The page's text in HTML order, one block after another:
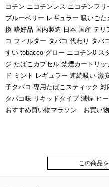
コチン ニコチンレス ニコチンフ
ブルーベリー レギュラー 吸いご
換 嗜好品 国内製造 日本 国産 テ
コ フィルター タバコ 代わり タバ
すい tobacco グロー ニコチン0 ス
ジ たばこカプセル 禁煙カートリ
ド ミント レギュラー 連続吸い 激
子タバコ 専用たばこスティック
タバコ味 リキッドタイプ 減煙 ヒ
おすすめ買い物マラソン お買い
この商品